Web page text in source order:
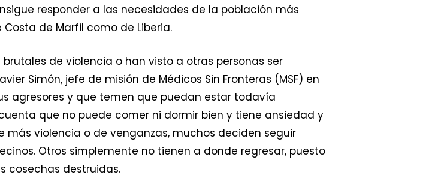
responder a las necesidades de la población más
de Marfil como de Liberia.
de violencia o han visto a otras personas ser
Simón, jefe de misión de Médicos Sin Fronteras (MSF) en
agresores y que temen que puedan estar todavía
que no puede comer ni dormir bien y tiene ansiedad y
más violencia o de venganzas, muchos deciden seguir
Otros simplemente no tienen a donde regresar, puesto
cosechas destruidas.